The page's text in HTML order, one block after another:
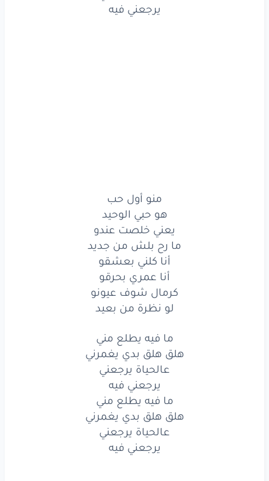
عالحياةيرجعني
عمري بحرقو
كرمال شوفعيونو
لونظرةمن بعيد
ما فيهيطلعمني
هلقبدييغمرني
عالحياةيرجعني
يرجعني فيه
ما فيهيطلع
هلقهلق بدييغمرني
عالحياة يرجعني
يرجعني فيه
منو أول حب
هو حبي الوحيد
يعني خلصت عندو
ما رح بلش من جديد
أنا كلني بعشقو
أنا عمري بحرقو
كرمال شوف عيونو
لو نظرة من بعيد
ما فيه يطلع مني
هلق هلق بدي يغمرني
عالحياة يرجعني
يرجعني فيه
ما فيه يطلع مني
هلق هلق بدي يغمرني
عالحياة يرجعني
يرجعني فيه